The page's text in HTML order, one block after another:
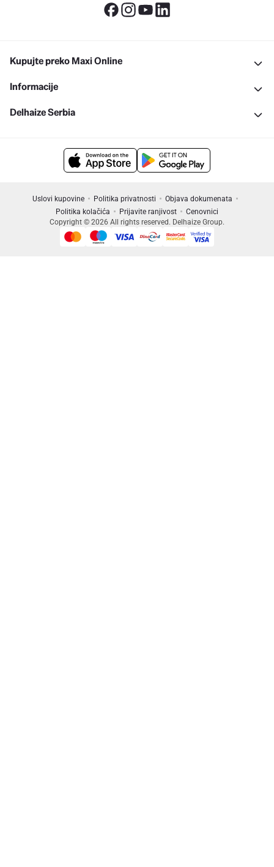
Kupujte preko Maxi Online
Informacije
Delhaize Serbia
Uslovi kupovine Politika privatnosti
Objava dokumenata
Politika kolačića
Prijavite ranjivost
Cenovnici
Copyright © 2026 All rights reserved. Delhaize Group.